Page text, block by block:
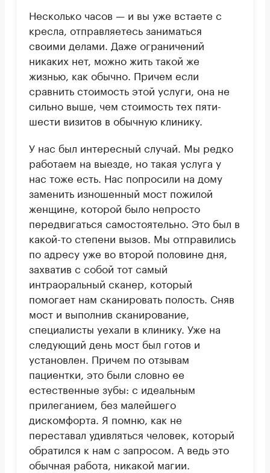
Несколько часов — и вы уже встаете с
кресла, отправляетесь заниматься
своими делами. Даже ограничений
никаких нет, можно жить такой же
жизнью, как обычно. Причем если
сравнить стоимость этой услуги, она не
сильно выше, чем стоимость тех пяти-
шести визитов в обычную клинику.
У нас был интересный случай. Мы редко
работаем на выезде, но такая услуга у
нас тоже есть. Нас попросили на дому
заменить изношенный мост пожилой
женщине, которой было непросто
передвигаться самостоятельно. Это был в
какой-то степени вызов. Мы отправились
по адресу уже во второй половине дня,
захватив с собой тот самый
интраоральный сканер, который
помогает нам сканировать полость. Сняв
мост и выполнив сканирование,
специалисты уехали в клинику. Уже на
следующий день мост был готов и
установлен. Причем по отзывам
пациентки, это были словно ее
естественные зубы: с идеальным
прилеганием, без малейшего
дискомфорта. Я помню, как не
переставал удивляться человек, который
обратился к нам с запросом. А ведь это
обычная работа, никакой магии.